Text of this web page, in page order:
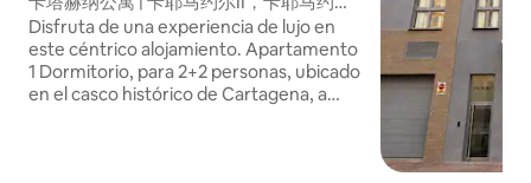
II……
Disfruta de una experiencia de lujo en
este céntrico alojamiento. Apartamento
1 Dormitorio, para 2+2 personas, ubicado
en el casco histórico de Cartagena, a